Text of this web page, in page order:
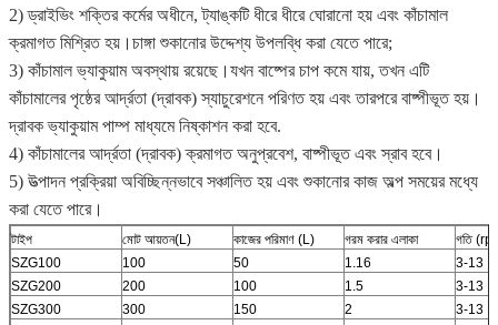
2) ড্রাইভিং শক্তির কর্মের অধীনে, ট্যাঙ্কটি ধীরে ধীরে ঘোরানো হয় এবং কাঁচামাল
ক্রমাগত মিশ্রিত হয়।চাঙ্গা শুকানোর উদ্দেশ্য উপলব্ধি করা যেতে পারে;
3) কাঁচামাল ভ্যাকুয়াম অবস্থায় রয়েছে।যখন বাষ্পের চাপ কমে যায়, তখন এটি
কাঁচামালের পৃষ্ঠের আর্দ্রতা (দ্রাবক) স্যাচুরেশনে পরিণত হয় এবং তারপরে বাষ্পীভূত হয়।
দ্রাবক ভ্যাকুয়াম পাম্প মাধ্যমে নিষ্কাশন করা হবে.
4) কাঁচামালের আর্দ্রতা (দ্রাবক) ক্রমাগত অনুপ্রবেশ, বাষ্পীভূত এবং স্রাব হবে।
5) উত্পাদন প্রক্রিয়া অবিচ্ছিন্নভাবে সঞ্চালিত হয় এবং শুকানোর কাজ অল্প সময়ের মধ্যে
করা যেতে পারে।
টাইপ মোট আয়তন(L) কাজের পরিমাণ (L) গরম করার এলাকা
গতি
SZG100
100 50 1.16
3-13
SZG200
200 100 1.5
3-13
SZG300
300 150 2
3-13